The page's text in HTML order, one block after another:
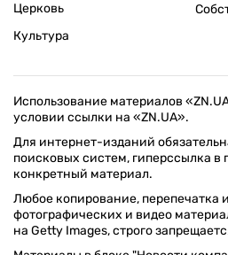
Церковь
Культура
Использование материалов
условии ссылки на «ZN.UA».
Для интернет-изданий
поисковых систем, гиперссылка в
конкретный материал.
Любое копирование, перепечатка
фотографических и видео
на Getty Images, строго